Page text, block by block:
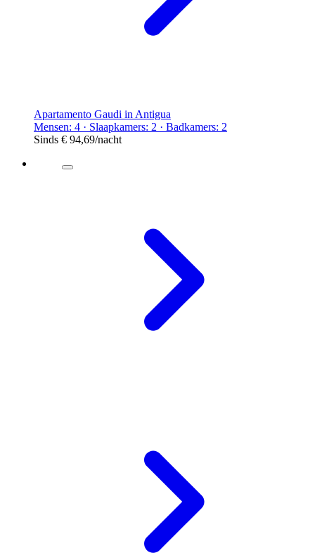
Apartamento Gaudi in Antigua
Mensen: 4 · Slaapkamers: 2 · Badkamers: 2
Sinds € 94,69/nacht